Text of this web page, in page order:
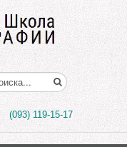
(093) 119-15-17